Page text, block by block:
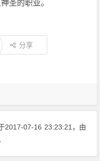
圣的职业。
分享
2017-07-16 23:23:21 ，由